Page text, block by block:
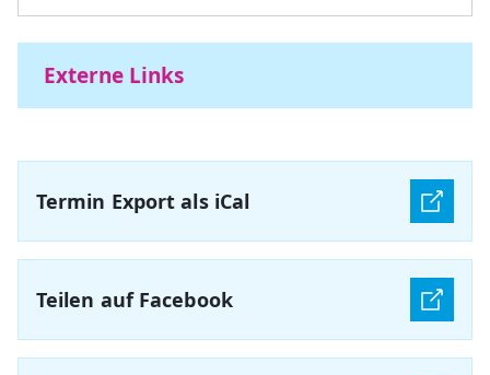
Externe Links
Termin Export als iCal
Teilen auf Facebook